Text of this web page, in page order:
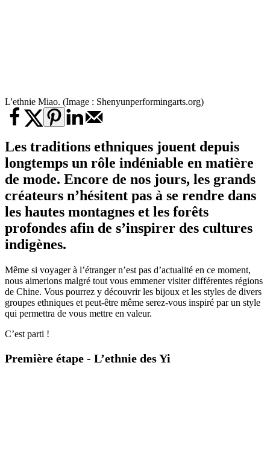
L'ethnie Miao. (Image : Shenyunperformingarts.org)
Les traditions ethniques jouent depuis
longtemps un rôle indéniable en matière
de mode. Encore de nos jours, les grands
créateurs n’hésitent pas à se rendre dans
les hautes montagnes et les forêts
profondes afin de s’inspirer des cultures
indigènes.
Même si voyager à l’étranger n’est pas d’actualité en ce moment,
nous aimerions malgré tout vous emmener visiter différentes régions
de Chine. Vous pourrez y découvrir les bijoux et les styles de divers
groupes ethniques et peut-être même serez-vous inspiré par un style
qui permettra de vous mettre en valeur.
C’est parti !
Première étape - L’ethnie des Yi